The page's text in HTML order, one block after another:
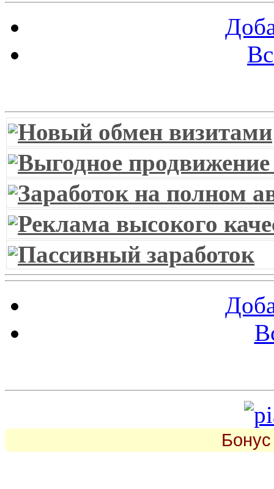
Новый обмен визитами
Выгодное продвижение
Заработок на полном
Реклама высокого
Пассивный заработок